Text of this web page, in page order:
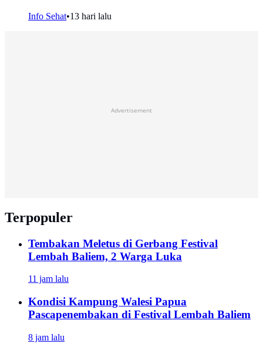
Info Sehat•13 hari lalu
Advertisement
Terpopuler
Tembakan Meletus di Gerbang Festival
Lembah Baliem, 2 Warga Luka
11 jam lalu
Kondisi Kampung Walesi Papua
Pascapenembakan di Festival Lembah Baliem
8 jam lalu